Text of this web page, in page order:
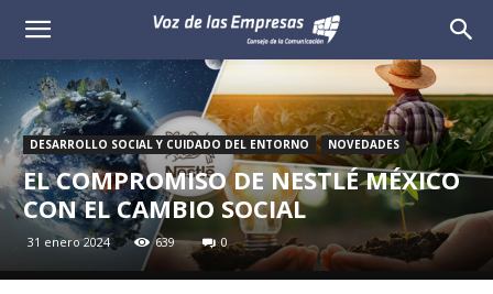
Voz
de
las
Empresas
DESARROLLO SOCIAL Y CUIDADO DEL ENTORNO NOVEDADES
EL COMPROMISO DE NESTLÉ MÉXICO
CON EL CAMBIO SOCIAL
31 enero 2024 639 0